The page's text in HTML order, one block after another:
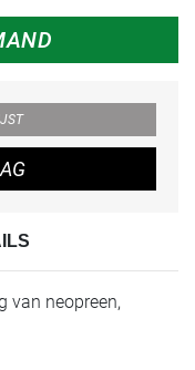
van neopreen,